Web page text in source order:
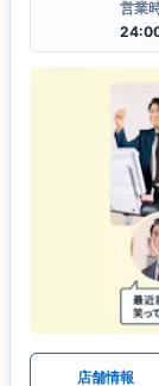
営業
店舗情報